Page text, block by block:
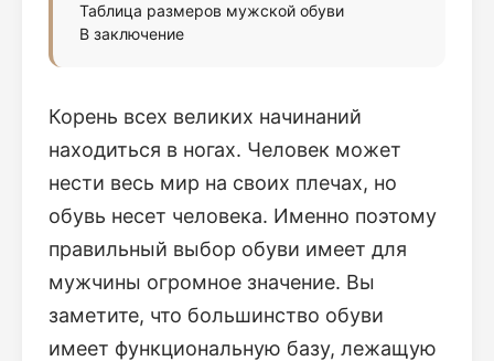
Таблица размеров мужской обуви
В заключение
Корень всех великих начинаний
находиться в ногах. Человек может
нести весь мир на своих плечах, но
обувь несет человека. Именно поэтому
правильный выбор обуви имеет для
мужчины огромное значение. Вы
заметите, что большинство обуви
имеет функциональную базу, лежащую